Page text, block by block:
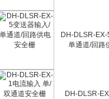
DH-DLSR-
单通道/回路
DH-DLSR-